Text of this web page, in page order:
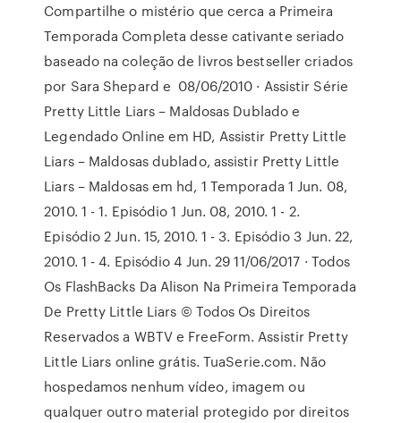
Compartilhe o mistério que cerca a Primeira
Temporada Completa desse cativante seriado
baseado na coleção de livros bestseller criados
por Sara Shepard e 08/06/2010 · Assistir Série
Pretty Little Liars – Maldosas Dublado e
Legendado Online em HD, Assistir Pretty Little
Liars – Maldosas dublado, assistir Pretty Little
Liars – Maldosas em hd, 1 Temporada 1 Jun. 08,
2010. 1 - 1. Episódio 1 Jun. 08, 2010. 1 - 2.
Episódio 2 Jun. 15, 2010. 1 - 3. Episódio 3 Jun. 22,
2010. 1 - 4. Episódio 4 Jun. 29 11/06/2017 · Todos
Os FlashBacks Da Alison Na Primeira Temporada
De Pretty Little Liars © Todos Os Direitos
Reservados a WBTV e FreeForm. Assistir Pretty
Little Liars online grátis. TuaSerie.com. Não
hospedamos nenhum vídeo, imagem ou
qualquer outro material protegido por direitos